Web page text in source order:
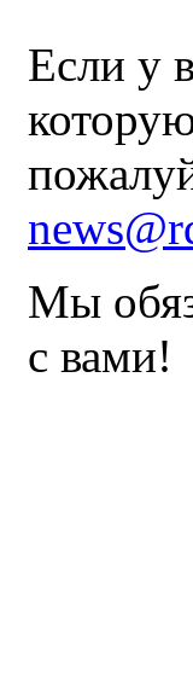
Если у
Мы
с вами!